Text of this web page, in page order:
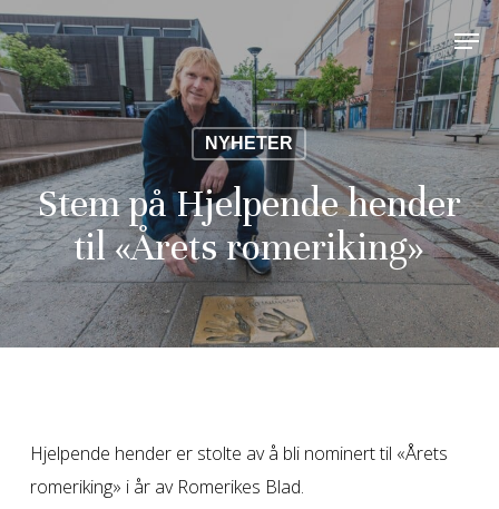
Skip
to
main
content
NYHETER
Stem på Hjelpende hender
til «Årets romeriking»
Hjelpende hender er stolte av å bli nominert til «Årets
romeriking» i år av Romerikes Blad.
Close
Menu